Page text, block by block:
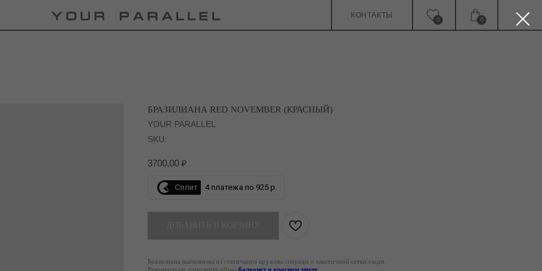
КОНТАКТЫ
0
0
БРАЗИЛИАНА RED NOVEMBER (КРАСНЫЙ)
YOUR PARALLEL
SKU:
3700,00 ₽
Сплит 4 платежа по 925 р.
Бразилиана выполнены из статичного кружева спереди и эластичной сетки сзади.
Рекомендуем дополнить образ балконет в красном цвете